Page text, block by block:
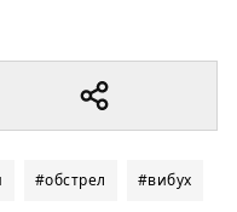
#обстрел #вибух